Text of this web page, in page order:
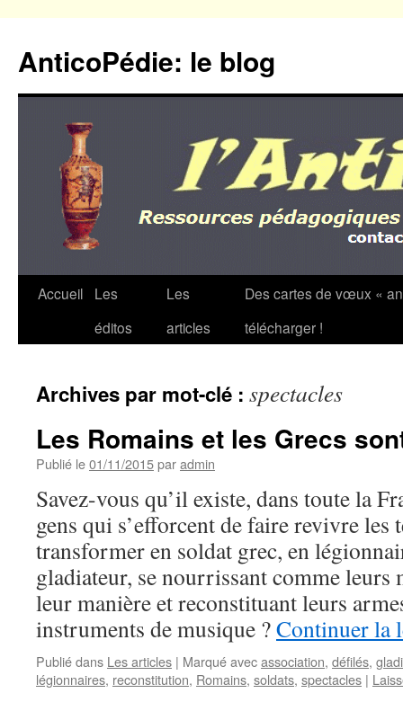
contenu
AnticoPédie: le blog
Accueil
Les
éditos
Les
articles
Des cartes de vœux «
télécharger !
Archives par mot-clé : spectacles
Les Romains et les Grecs
Publié le01/11/2015paradmin
Savez-vous qu’il existe, dans toute la
gens qui s’efforcent de faire revivre les
transformer en soldat grec, en
gladiateur, se nourrissant comme leurs
leur manière et reconstituant leurs
instruments de musique ?Continuer la
Publié dans Les articles | Marqué avecassociation, défilés,
légionnaires, reconstitution, Romains, soldats, spectacles |